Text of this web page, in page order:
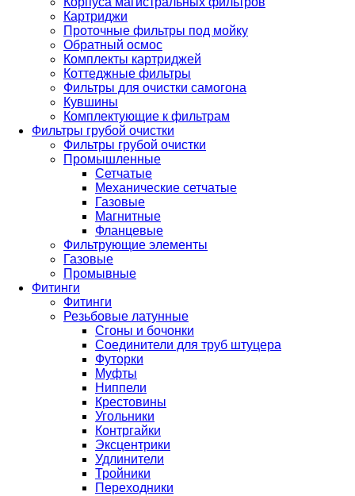
Картриджи
Проточные фильтры под мойку
Обратный осмос
Комплекты картриджей
Коттеджные фильтры
Фильтры для очистки самогона
Кувшины
Комплектующие к фильтрам
Фильтры грубой очистки
Фильтры грубой очистки
Промышленные
Сетчатые
Механические сетчатые
Газовые
Магнитные
Фланцевые
Фильтрующие элементы
Газовые
Промывные
Фитинги
Фитинги
Резьбовые латунные
Сгоны и бочонки
Соединители для труб штуцера
Футорки
Муфты
Ниппели
Крестовины
Угольники
Контргайки
Эксцентрики
Удлинители
Тройники
Переходники